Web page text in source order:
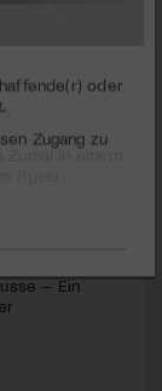
in einem
– Ein
oder
Zugang zu